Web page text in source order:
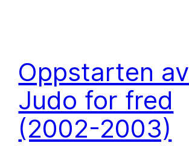
Oppstarten av
Judo for fred
(2002-2003)